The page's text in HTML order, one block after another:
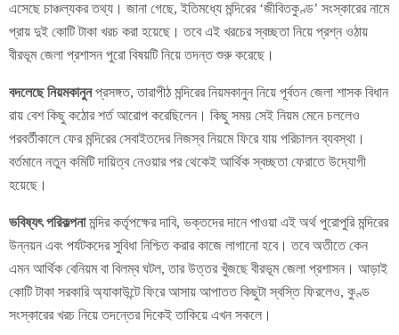
এসেছে চাঞ্চল্যকর তথ্য। জানা গেছে, ইতিমধ্যে মন্দিরের ‘জীবিতকুণ্ড’ সংস্কারের নামে
প্রায় দুই কোটি টাকা খরচ করা হয়েছে। তবে এই খরচের স্বচ্ছতা নিয়ে প্রশ্ন ওঠায়
বীরভূম জেলা প্রশাসন পুরো বিষয়টি নিয়ে তদন্ত শুরু করেছে।
বদলেছে নিয়মকানুনপ্রসঙ্গত, তারাপীঠ মন্দিরের নিয়মকানুন নিয়ে পূর্বতন জেলা শাসক বিধান
রায় বেশ কিছু কঠোর শর্ত আরোপ করেছিলেন। কিছু সময় সেই নিয়ম মেনে চললেও
পরবর্তীকালে ফের মন্দিরের সেবাইতদের নিজস্ব নিয়মে ফিরে যায় পরিচালন ব্যবস্থা।
বর্তমানে নতুন কমিটি দায়িত্ব নেওয়ার পর থেকেই আর্থিক স্বচ্ছতা ফেরাতে উদ্যোগী
হয়েছে।
ভবিষ্যৎ পরিকল্পনামন্দির কর্তৃপক্ষের দাবি, ভক্তদের দানে পাওয়া এই অর্থ পুরোপুরি মন্দিরের
উন্নয়ন এবং পর্যটকদের সুবিধা নিশ্চিত করার কাজে লাগানো হবে। তবে অতীতে কেন
এমন আর্থিক বেনিয়ম বা বিলম্ব ঘটল, তার উত্তর খুঁজছে বীরভূম জেলা প্রশাসন। আড়াই
কোটি টাকা সরকারি অ্যাকাউন্টে ফিরে আসায় আপাতত কিছুটা স্বস্তি ফিরলেও, কুণ্ড
সংস্কারের খরচ নিয়ে তদন্তের দিকেই তাকিয়ে এখন সকলে।